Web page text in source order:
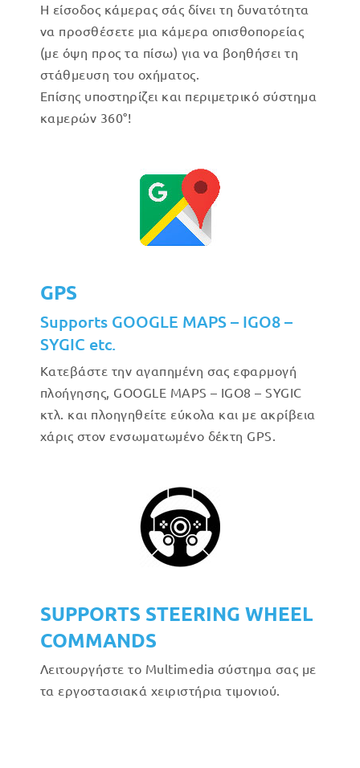
Η είσοδος κάμερας σάς δίνει τη δυνατότητα
να προσθέσετε μια κάμερα οπισθοπορείας
(με όψη προς τα πίσω) για να βοηθήσει τη
στάθμευση του οχήματος.
Επίσης υποστηρίζει και περιμετρικό σύστημα
καμερών 360°!
GPS
Supports GOOGLE MAPS – IGO8 –
SYGIC etc.
Κατεβάστε την αγαπημένη σας εφαρμογή
πλοήγησης, GOOGLE MAPS – IGO8 – SYGIC
κτλ. και πλοηγηθείτε εύκολα και με ακρίβεια
χάρις στον ενσωματωμένο δέκτη GPS.
SUPPORTS STEERING WHEEL
COMMANDS
Λειτουργήστε το Multimedia σύστημα σας με
τα εργοστασιακά χειριστήρια τιμονιού.